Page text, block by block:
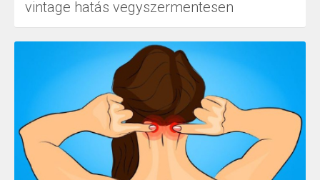
vintage hatás vegyszermentesen